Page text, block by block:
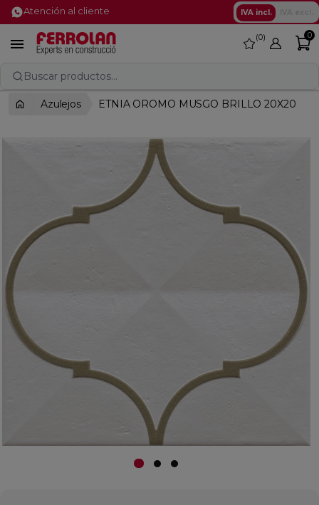
Atención al cliente IVA incl.
 favorite
0 0
Buscar productos...
Azulejos ETNIA OROMO MUSGO BRILLO 20X20